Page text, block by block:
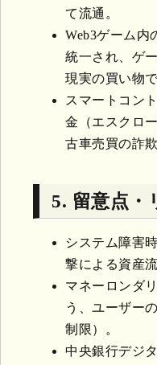
て流通。
Web3ゲーム内
統一され、ゲ
現実の買い物
スマートコン
金（エスクロ
古車売買の詐
5. 留意点・
システム障害
撃による資産
マネーロンダ
う、ユーザー
制限）。
中央銀行デジ